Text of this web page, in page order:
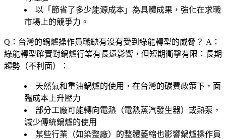
以「節省了多少能源成本」為具體成果，強化在求職
市場上的競爭力。
Q：台灣的鍋爐操作員職缺有沒有受到綠能轉型的威脅？ A：
綠能轉型確實對鍋爐行業有長遠影響，但短期衝擊有限：長期
趨勢（不利面）：
天然氣和重油鍋爐的使用，在台灣的碳費政策下，面
臨成本上升壓力
部分工廠可能轉向電熱（電熱蒸汽發生器）或熱泵，
減少傳統鍋爐的使用
某些行業（如染整廠）的整體萎縮也影響鍋爐操作員